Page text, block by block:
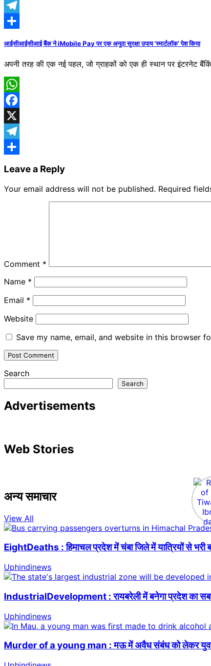
X
Telegram
आईसीआईसीआई बैंक ने iMobile Pay पर एक अनूठा सुरक्षा उपाय ‘स्मार्टलॉक’ पेश किया
अपनी तरह की एक नई पहल, जो ग्राहकों को एक ही स्थान पर इंटरनेट
WhatsApp
Facebook
X
Telegram
Leave a Reply
Your email address will not be published. Required
Comment *
Name *
Email *
Website
Save my name, email, and website in this browser
Search
Search
Advertisements
Web Stories
अन्य समाचार
View All
EightDeaths : हिमाचल प्रदेश में चंबा जिले में यात्रियों से भरी
Uphindinews
IndustrialDevelopment : रायबरेली में बनेगा प्रदेश का सबसे
Uphindinews
Murder of a young man : मऊ में अवैध संबंध को लेकर युवक